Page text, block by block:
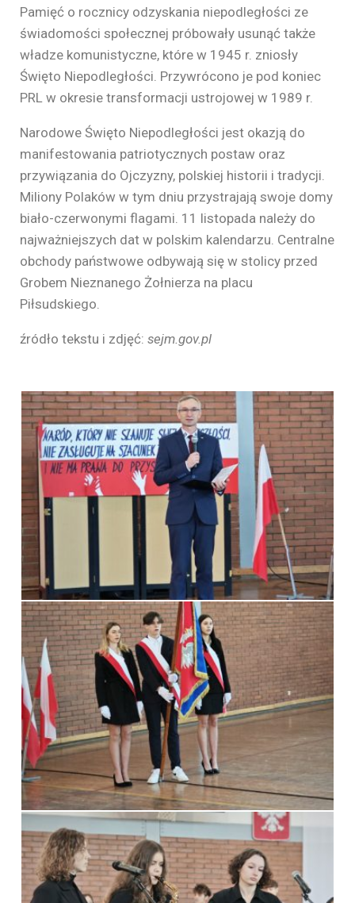
Pamięć o rocznicy odzyskania niepodległości ze
świadomości społecznej próbowały usunąć także
władze komunistyczne, które w 1945 r. zniosły
Święto Niepodległości. Przywrócono je pod koniec
PRL w okresie transformacji ustrojowej w 1989 r.
Narodowe Święto Niepodległości jest okazją do
manifestowania patriotycznych postaw oraz
przywiązania do Ojczyzny, polskiej historii i tradycji.
Miliony Polaków w tym dniu przystrajają swoje domy
biało-czerwonymi flagami. 11 listopada należy do
najważniejszych dat w polskim kalendarzu. Centralne
obchody państwowe odbywają się w stolicy przed
Grobem Nieznanego Żołnierza na placu
Piłsudskiego.
źródło tekstu i zdjęć: sejm.gov.pl